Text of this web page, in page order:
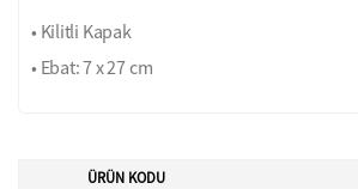
• Kilitli Kapak
• Ebat: 7 x 27 cm
ÜRÜN KODU